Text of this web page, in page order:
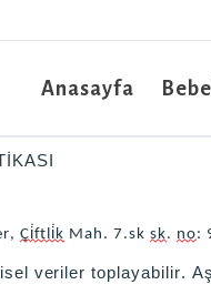
Anasayfa
, Çi̇ftli̇k Mah. 7.sk sk. no:
veriler toplayabilir.